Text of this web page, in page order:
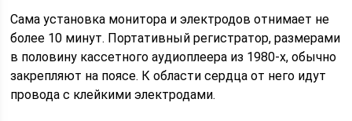
Сама установка монитора и электродов отнимает не
более 10 минут. Портативный регистратор, размерами
в половину кассетного аудиоплеера из 1980-х, обычно
закрепляют на поясе. К области сердца от него идут
провода с клейкими электродами.